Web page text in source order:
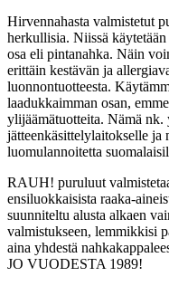
Hirvennahasta valmistetut
herkullisia. Niissä
osa eli pintanahka. Näin
erittäin kestävän ja
luonnontuotteesta.
laadukkaimman osan,
ylijäämätuotteita. Nämä nk.
jätteenkäsittelylaitokselle ja
luomulannoitetta
RAUH! puruluut
ensiluokkaisista raaka-
suunniteltu alusta alkaen
valmistukseen, lemmikkisi
aina yhdestä
JO VUODESTA 1989!